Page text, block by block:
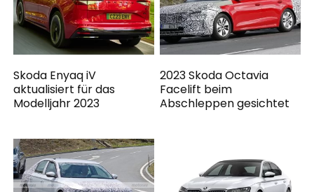
Skoda Enyaq iV
aktualisiert für das
Modelljahr 2023
2023 Skoda Octavia
Facelift beim
Abschleppen gesichtet